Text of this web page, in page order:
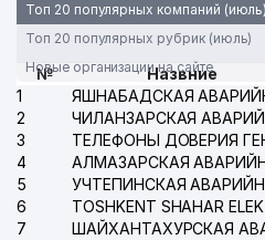
Топ 20 популярных компаний (июль)
Топ 20 популярных рубрик (июль)
Новые организации на сайте
№
Назвние
1
2
3
4
5
6
7